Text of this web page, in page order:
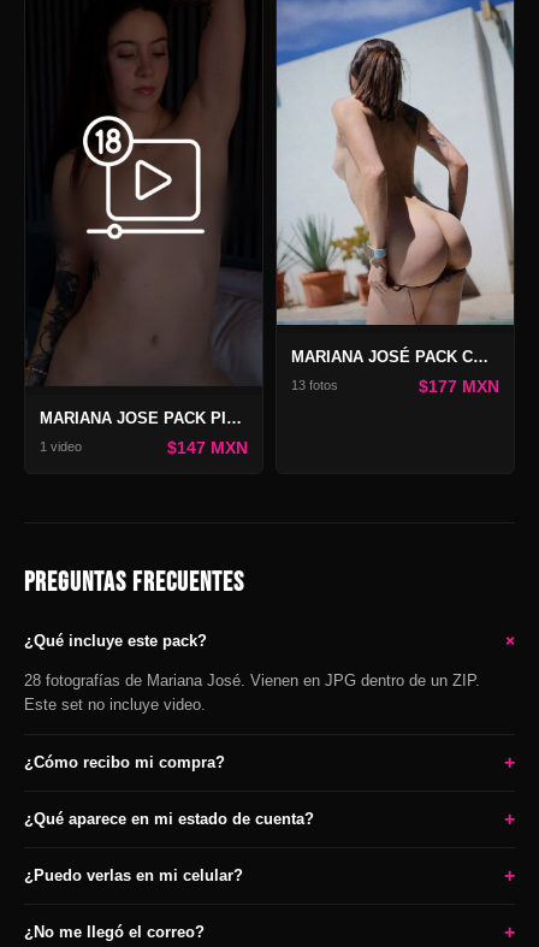
MARIANA JOSE PACK PIEL, TINTA Y DESEO
1 video $147 MXN
MARIANA JOSÉ PACK COMBO ETEREA WORLD 2
13 fotos $177 MXN
PREGUNTAS FRECUENTES
¿Qué incluye este pack? +
28 fotografías de Mariana José. Vienen en JPG dentro de un ZIP.
Este set no incluye video.
¿Cómo recibo mi compra? +
¿Qué aparece en mi estado de cuenta? +
¿Puedo verlas en mi celular? +
¿No me llegó el correo? +